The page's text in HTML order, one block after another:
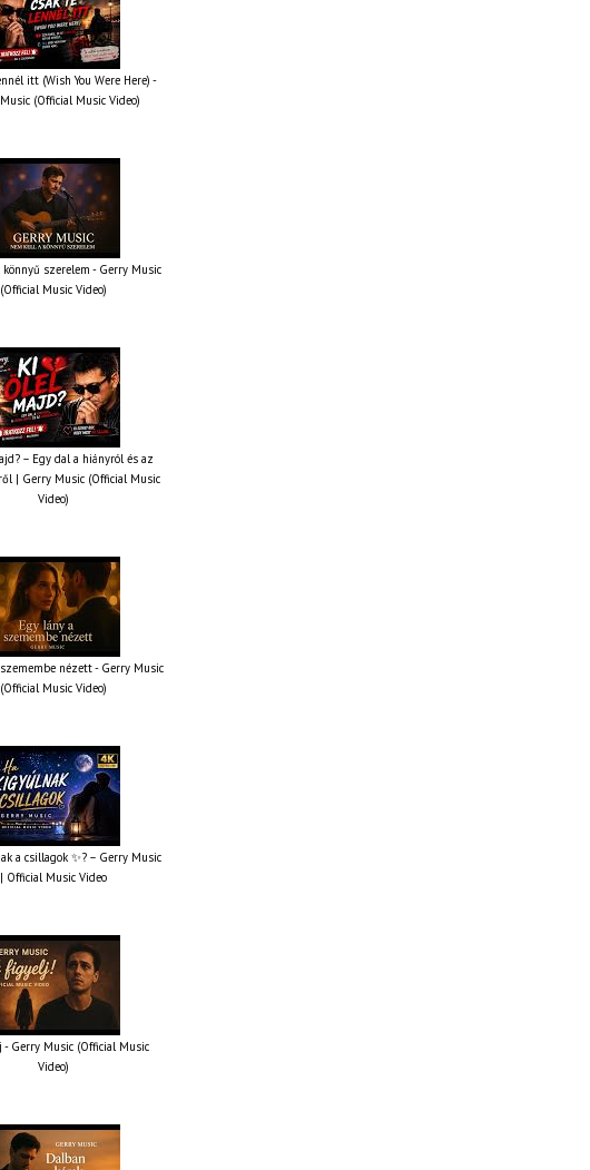
itt (Wish You Were Here) -
(Official Music Video)
könnyű szerelem - Gerry Music
(Official Music Video)
– Egy dal a hiányról és az
| Gerry Music (Official Music
Video)
nézett - Gerry Music
(Official Music Video)
a csillagok ✨? – Gerry Music
| Official Music Video
- Gerry Music (Official Music
Video)